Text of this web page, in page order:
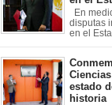
En
disputas
en el
estado
historia